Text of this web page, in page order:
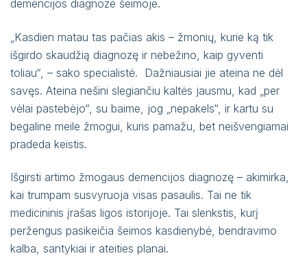
VŠĮ Vilniaus miesto klinikinės ligoninės
atsisakymo teikti asmens sveikatos priežiūros
paslaugas ir jų teikimo nutraukimo tvarkos
aprašas
Gydytojai, konsultuojantys užsienio kalbomis
demencijos diagnoze šeimoje.
„Kasdien matau tas pačias akis – žmonių, kurie ką tik
išgirdo skaudžią diagnozę ir nebežino, kaip gyventi
toliau“, – sako specialistė. Dažniausiai jie ateina ne dėl
savęs. Ateina nešini slegiančiu kaltės jausmu, kad „per
vėlai pastebėjo“, su baime, jog „nepakels“, ir kartu su
begaline meile žmogui, kuris pamažu, bet neišvengiamai
pradeda keistis.
Išgirsti artimo žmogaus demencijos diagnozę – akimirka,
kai trumpam susvyruoja visas pasaulis. Tai ne tik
medicininis įrašas ligos istorijoje. Tai slenkstis, kurį
peržengus pasikeičia šeimos kasdienybė, bendravimo
kalba, santykiai ir ateities planai.